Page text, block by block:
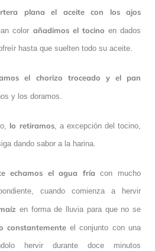
plana el aceite con los ajos
color añadimos el tocino en dados
hasta que suelten todo su aceite.
el chorizo troceado y el pan
y los doramos.
lo retiramos, a excepción del tocino,
dando sabor a la harina.
echamos el agua fría con mucho
cuando comienza a hervir
en forma de lluvia para que no se
constantementeel conjunto con una
hervir durante doce minutos